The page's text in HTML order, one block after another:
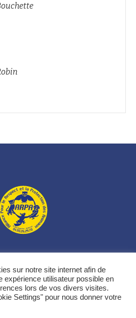
Nos actions
Nous soutenir
2021 / All Rights Reserved
sur notre site internet afin de
expérience utilisateur possible en
lors de vos divers visites.
Settings" pour nous donner votre